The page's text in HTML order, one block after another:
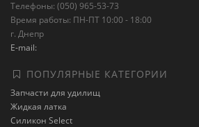
Телефоны: (050) 965-53-73
Время работы: ПН-ПТ 10:00 - 18:00
г. Днепр
E-mail:
ПОПУЛЯРНЫЕ КАТЕГОРИИ
Запчасти для удилищ
Жидкая латка
Силикон Select